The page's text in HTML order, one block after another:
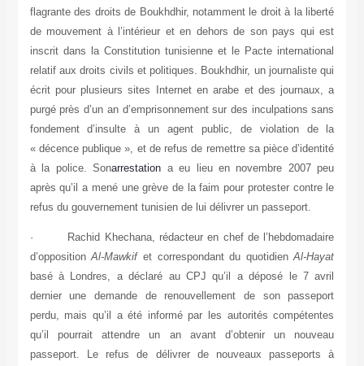
flagrante des droits de Boukhdhir, notamment le droit à la liberté
de mouvement à l’intérieur et en dehors de son pays qui est
inscrit dans la Constitution tunisienne et le Pacte international
relatif aux droits civils et politiques. Boukhdhir, un journaliste qui
écrit pour plusieurs sites Internet en arabe et des journaux, a
purgé près d’un an d’emprisonnement sur des inculpations sans
fondement d’insulte à un agent public, de violation de la
« décence publique », et de refus de remettre sa pièce d’identité
à la police. Sonarrestation a eu lieu en novembre 2007 peu
après qu’il a mené une grève de la faim pour protester contre le
refus du gouvernement tunisien de lui délivrer un passeport.
· Rachid Khechana, rédacteur en chef de l’hebdomadaire
d’oppositionAl-Mawkifet correspondant du quotidienAl-Hayat
basé à Londres, a déclaré au CPJ qu’il a déposé le 7 avril
dernier une demande de renouvellement de son passeport
perdu, mais qu’il a été informé par les autorités compétentes
qu’il pourrait attendre un an avant d’obtenir un nouveau
passeport. Le refus de délivrer de nouveaux passeports à